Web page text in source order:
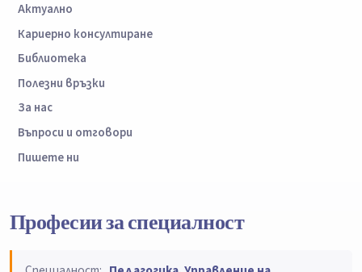
Актуално
Кариерно консултиране
Библиотека
Полезни връзки
За нас
Въпроси и отговори
Пишете ни
Професии за специалност